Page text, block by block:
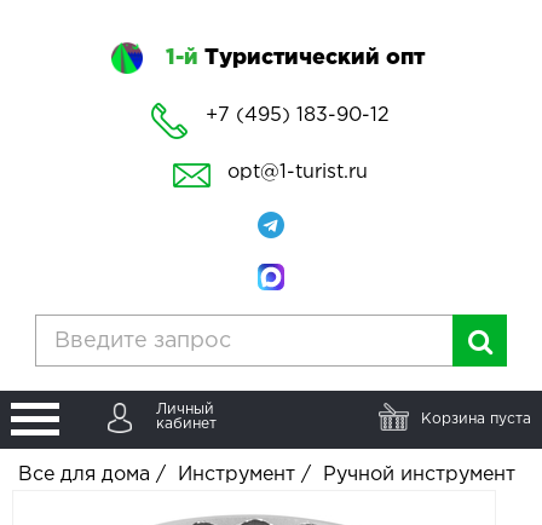
1-й Туристический опт
+7 (495) 183-90-12
opt@1-turist.ru
Личный
кабинет
Корзина пуста
Все для дома / Инструмент / Ручной инструмент